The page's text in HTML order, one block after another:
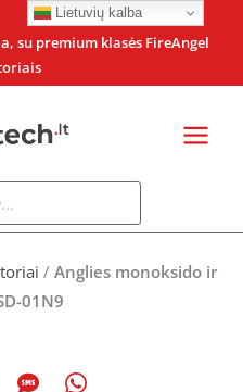
su premium klasės FireAngel
/ Anglies monoksido ir
01N9
Lietuvių kalba